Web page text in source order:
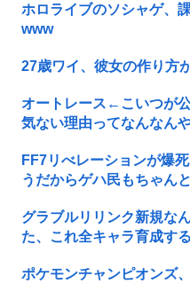
ホロライブのソシャゲ、
www
27歳ワイ、彼女の作り方
オートレース←こいつが
気ない理由ってなんなん
FF7リべレーションが爆
うだからゲハ民もちゃん
グラブルリリンク新規な
た、これ全キャラ育成す
ポケモンチャンピオンズ